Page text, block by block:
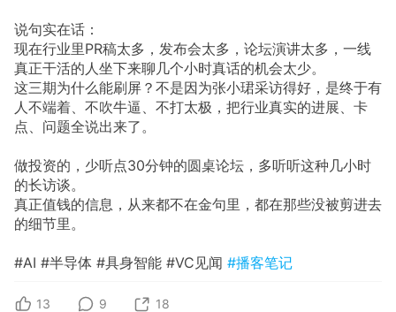
说句实在话：
现在行业里PR稿太多，发布会太多，论坛演讲太多，一线
真正干活的人坐下来聊几个小时真话的机会太少。
这三期为什么能刷屏？不是因为张小珺采访得好，是终于有
人不端着、不吹牛逼、不打太极，把行业真实的进展、卡
点、问题全说出来了。
做投资的，少听点30分钟的圆桌论坛，多听听这种几小时
的长访谈。
真正值钱的信息，从来都不在金句里，都在那些没被剪进去
的细节里。
#AI #半导体 #具身智能 #VC见闻 #播客笔记
13 9 18